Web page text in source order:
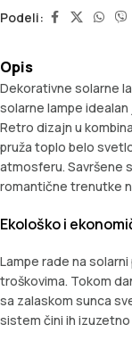
Podeli:
Opis
Dekorativne solarne
solarne lampe
Retro dizajn u
pruža toplo belo
atmosferu. Savršene
romantične trenutke
Ekološko i
Lampe rade na
troškovima. Tokom
sa zalaskom sunca
sistem čini ih